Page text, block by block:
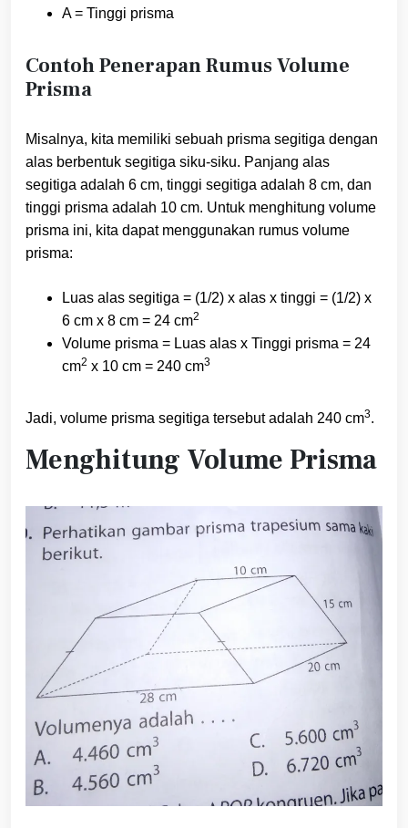
A = Tinggi prisma
Contoh Penerapan Rumus Volume
Prisma
Misalnya, kita memiliki sebuah prisma segitiga dengan
alas berbentuk segitiga siku-siku. Panjang alas
segitiga adalah 6 cm, tinggi segitiga adalah 8 cm, dan
tinggi prisma adalah 10 cm. Untuk menghitung volume
prisma ini, kita dapat menggunakan rumus volume
prisma:
Luas alas segitiga = (1/2) x alas x tinggi = (1/2) x
6 cm x 8 cm = 24 cm2
Volume prisma = Luas alas x Tinggi prisma = 24
cm2 x 10 cm = 240 cm3
Jadi, volume prisma segitiga tersebut adalah 240 cm3.
Menghitung Volume Prisma